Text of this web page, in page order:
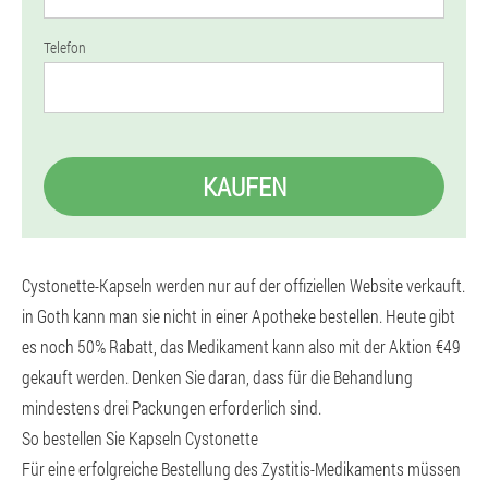
Telefon
KAUFEN
Cystonette-Kapseln werden nur auf der offiziellen Website verkauft.
in Goth kann man sie nicht in einer Apotheke bestellen. Heute gibt
es noch 50% Rabatt, das Medikament kann also mit der Aktion €49
gekauft werden. Denken Sie daran, dass für die Behandlung
mindestens drei Packungen erforderlich sind.
So bestellen Sie Kapseln Cystonette
Für eine erfolgreiche Bestellung des Zystitis-Medikaments müssen